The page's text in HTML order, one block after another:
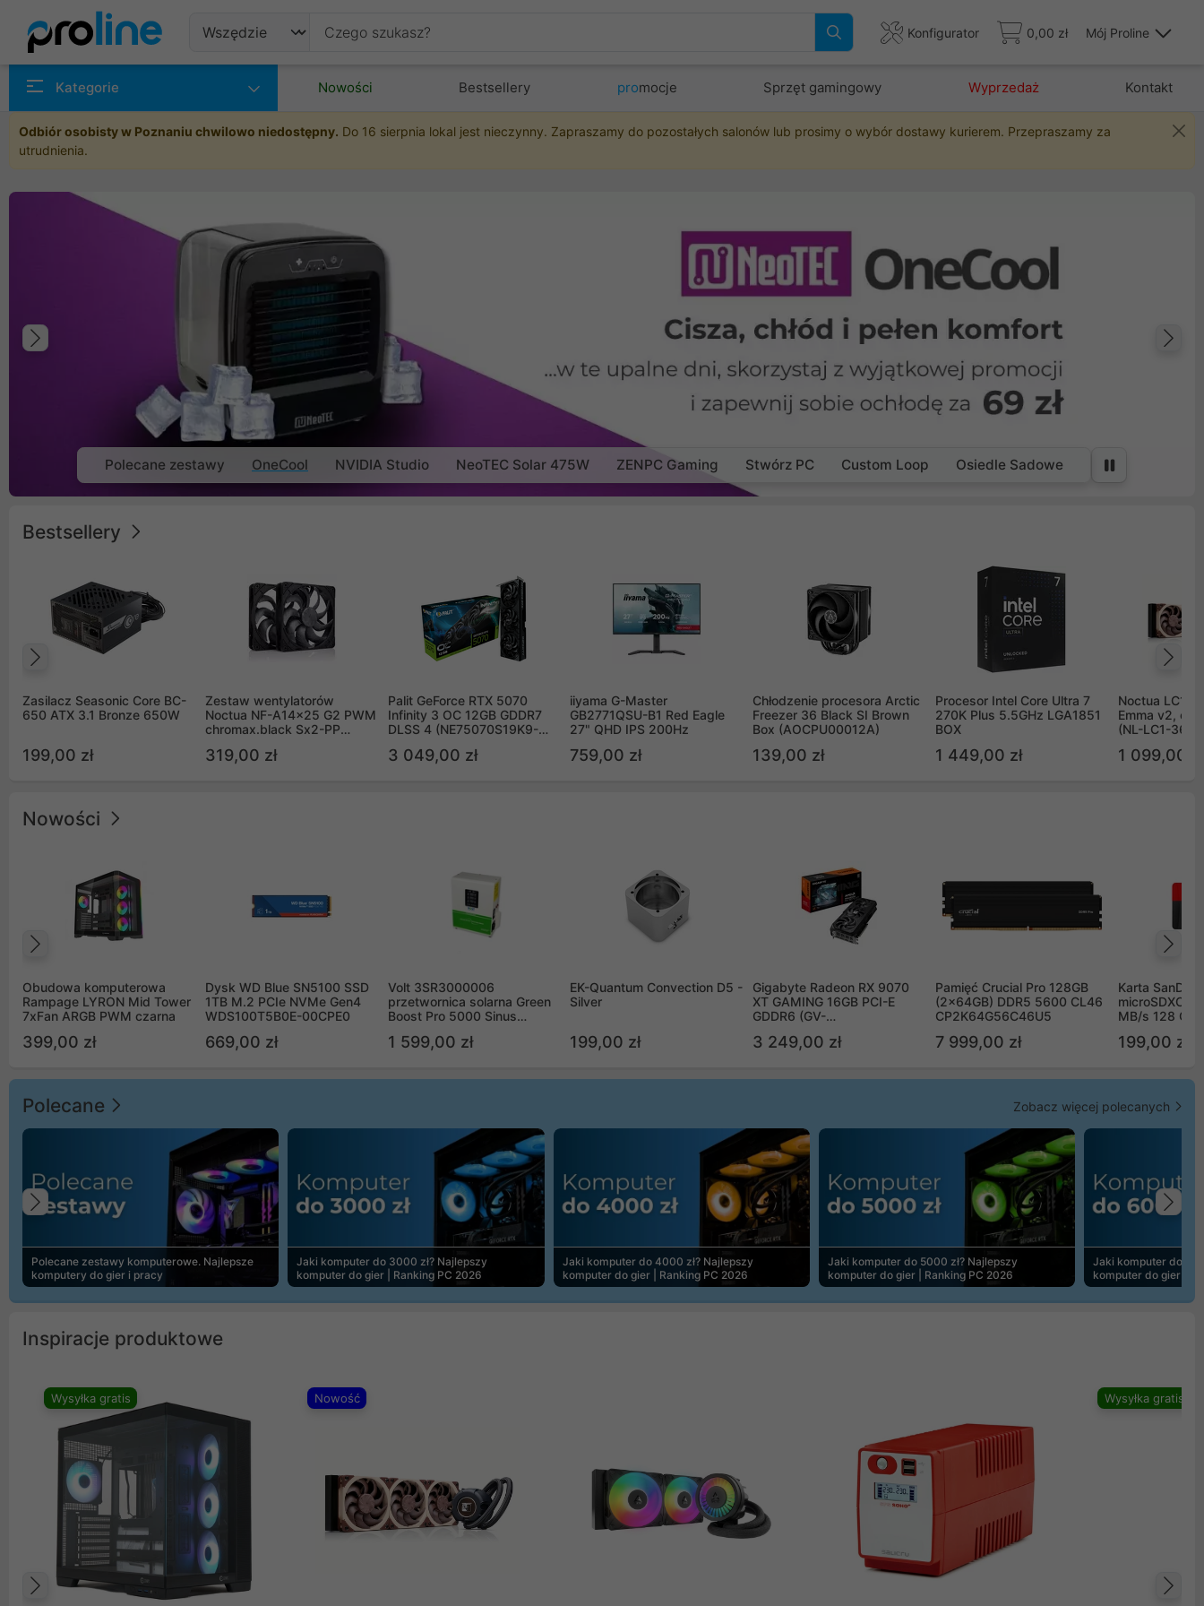
Konfigurator 0,00 zł Mój Proline
Kategorie Nowości Bestsellery promocje Sprzęt gamingowy Wyprzedaż Kontakt
Odbiór osobisty w Poznaniu chwilowo niedostępny. Do 16 sierpnia lokal jest nieczynny. Zapraszamy do pozostałych salonów lub prosimy o wybór dostawy kurierem. Przepraszamy za
utrudnienia.
Poprzedni
Polecane zestawy OneCool NVIDIA Studio NeoTEC Solar 475W ZENPC Gaming Stwórz PC Custom Loop Osiedle Sadowe
Bestsellery
Zasilacz Seasonic Core BC-
650 ATX 3.1 Bronze 650W
199,00 zł
Zestaw wentylatorów
Noctua NF-A14x25 G2 PWM
chromax.black Sx2-PP
(2szt)
319,00 zł
Palit GeForce RTX 5070
Infinity 3 OC 12GB GDDR7
DLSS 4 (NE75070S19K9-
3 049,00 zł
iiyama G-Master
GB2771QSU-B1 Red Eagle
27" QHD IPS 200Hz
759,00 zł
Chłodzenie procesora Arctic
Freezer 36 Black SI Brown
Box (AOCPU00012A)
139,00 zł
Procesor Intel Core Ultra 7
270K Plus 5.5GHz LGA1851
BOX
1 449,00 zł
Noctua LC1
Emma v2,
(NL-LC1-36)
1 099,00 zł
Nowości
Obudowa komputerowa
Rampage LYRON Mid Tower
7xFan ARGB PWM czarna
399,00 zł
Dysk WD Blue SN5100 SSD
1TB M.2 PCIe NVMe Gen4
WDS100T5B0E-00CPE0
669,00 zł
Volt 3SR3000006
przetwornica solarna Green
Boost Pro 5000 Sinus
1 599,00 zł
EK-Quantum Convection D5 -
Silver
199,00 zł
Gigabyte Radeon RX 9070
XT GAMING 16GB PCI-E
GDDR6 (GV-
3 249,00 zł
Pamięć Crucial Pro 128GB
(2x64GB) DDR5 5600 CL46
CP2K64G56C46U5
7 999,00 zł
Karta
microSDXC
MB/s 128 GB
199,00 zł
Polecane Zobacz więcej polecanych
Polecane zestawy komputerowe. Najlepsze
komputery do gier i pracy
Jaki komputer do 3000 zł? Najlepszy
komputer do gier | Ranking PC 2026
Jaki komputer do 4000 zł? Najlepszy
komputer do gier | Ranking PC 2026
Jaki komputer do 5000 zł? Najlepszy
komputer do gier | Ranking PC 2026
Jaki komputer do
komputer do gier |
Poprzedni
Inspiracje produktowe
Wysyłka gratis Nowość Wysyłka gratis